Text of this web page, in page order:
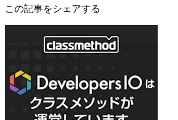
この記事をシェアする